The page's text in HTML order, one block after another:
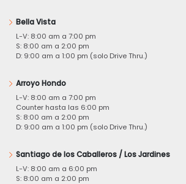
Bella Vista
L-V: 8:00 am a 7:00 pm
S: 8:00 am a 2:00 pm
D: 9:00 am a 1:00 pm (solo Drive Thru.)
Arroyo Hondo
L-V: 8:00 am a 7:00 pm
Counter hasta las 6:00 pm
S: 8:00 am a 2:00 pm
D: 9:00 am a 1:00 pm (solo Drive Thru.)
Santiago de los Caballeros / Los Jardines
L-V: 8:00 am a 6:00 pm
S: 8:00 am a 2:00 pm